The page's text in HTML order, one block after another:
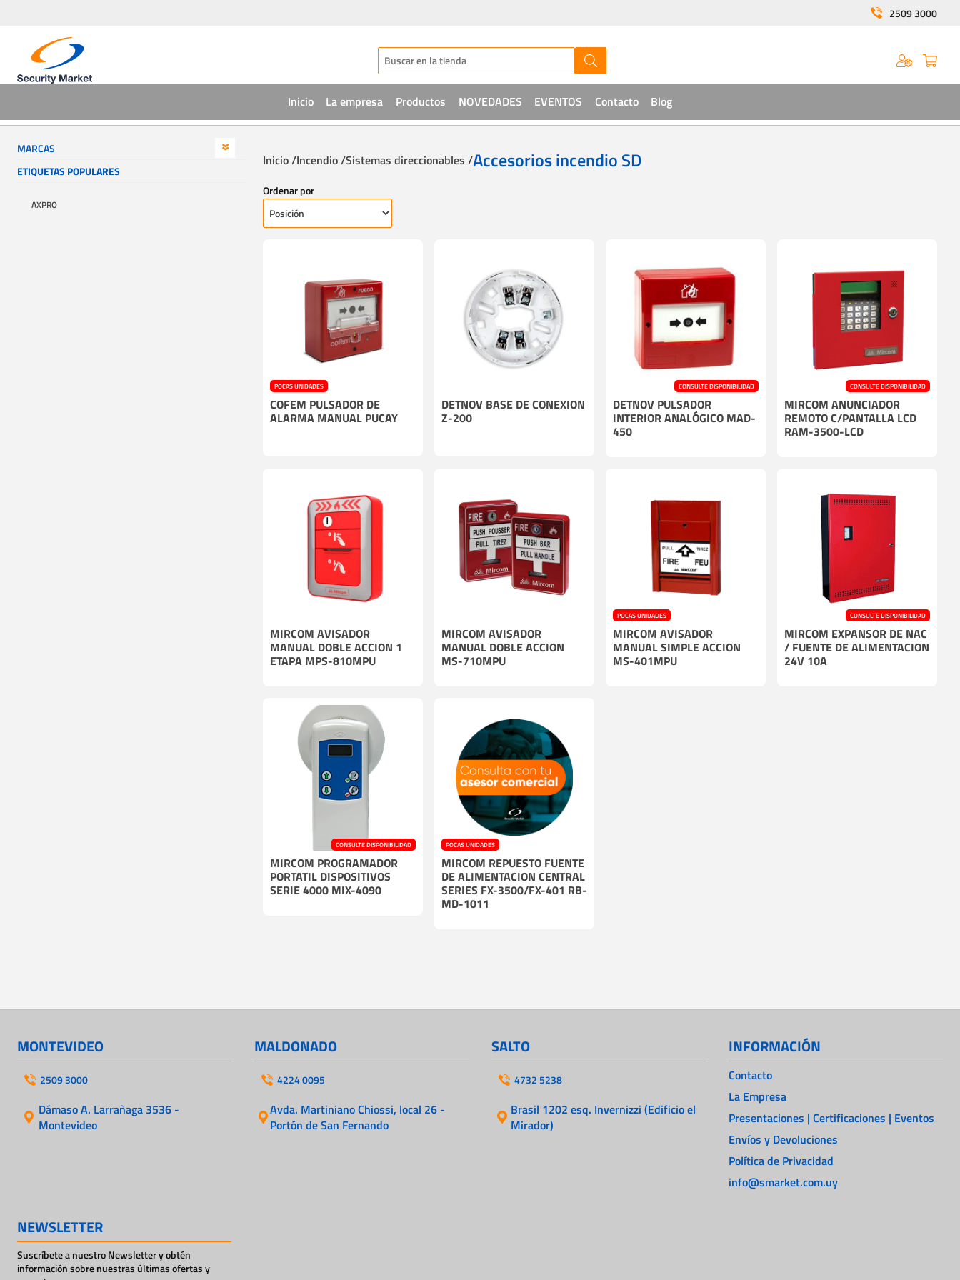
2509 3000
Inicio La empresa Productos
Soluciones IT
NOVEDADES EVENTOS Contacto Blog
Inicio /Incendio /Sistemas direccionables /Accesorios incendio SD
Ordenar por
POCAS UNIDADES
COFEM PULSADOR DE
ALARMA MANUAL PUCAY
DETNOV BASE DE CONEXION
Z-200
CONSULTE DISPONIBILIDAD
DETNOV PULSADOR
INTERIOR ANALÓGICO MAD-
450
CONSULTE DISPONIBILIDAD
MIRCOM ANUNCIADOR
REMOTO C/PANTALLA LCD
RAM-3500-LCD
MIRCOM AVISADOR
MANUAL DOBLE ACCION 1
ETAPA MPS-810MPU
MIRCOM AVISADOR
MANUAL DOBLE ACCION
MS-710MPU
POCAS UNIDADES
MIRCOM AVISADOR
MANUAL SIMPLE ACCION
MS-401MPU
CONSULTE DISPONIBILIDAD
MIRCOM EXPANSOR DE NAC
/ FUENTE DE ALIMENTACION
24V 10A
CONSULTE DISPONIBILIDAD
MIRCOM PROGRAMADOR
PORTATIL DISPOSITIVOS
SERIE 4000 MIX-4090
POCAS UNIDADES
MIRCOM REPUESTO FUENTE
DE ALIMENTACION CENTRAL
SERIES FX-3500/FX-401 RB-
MD-1011
MARCAS
ETIQUETAS POPULARES
AXPRO
MONTEVIDEO
2509 3000
Dámaso A. Larrañaga 3536 -
Montevideo
MALDONADO
4224 0095
Avda. Martiniano Chiossi, local 26 -
Portón de San Fernando
SALTO
4732 5238
Brasil 1202 esq. Invernizzi (Edificio el
Mirador)
INFORMACIÓN
Contacto
La Empresa
Presentaciones | Certificaciones | Eventos
Envíos y Devoluciones
Política de Privacidad
info@smarket.com.uy
NEWSLETTER
Suscríbete a nuestro Newsletter y obtén
información sobre nuestras últimas ofertas y